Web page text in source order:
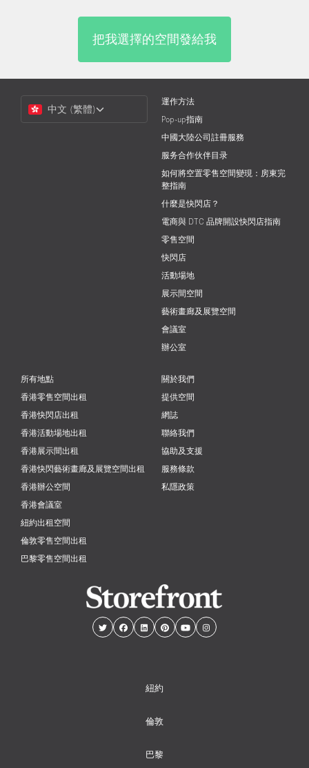
把我選擇的空間發給我
Language
中文 (繁體)
運作方法
Pop-up指南
中國大陸公司註冊服務
服务合作伙伴目录
如何將空置零售空間變現：房東完
整指南
什麼是快閃店？
電商與 DTC 品牌開設快閃店指南
零售空間
快閃店
活動場地
展示間空間
藝術畫廊及展覽空間
會議室
辦公室
所有地點
香港零售空間出租
香港快閃店出租
香港活動場地出租
香港展示間出租
香港快閃藝術畫廊及展覽空間出租
香港辦公空間
香港會議室
紐約出租空間
倫敦零售空間出租
巴黎零售空間出租
關於我們
提供空間
網誌
聯絡我們
協助及支援
服務條款
私隱政策
紐約
倫敦
巴黎